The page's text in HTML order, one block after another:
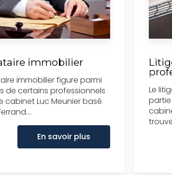
immobilier
immobilier figure parmi
de certains professionnels
cabinet Luc Meunier basé
En savoir plus
Le